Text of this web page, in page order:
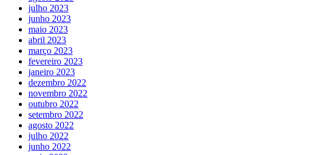
julho 2023
junho 2023
maio 2023
abril 2023
março 2023
fevereiro 2023
janeiro 2023
dezembro 2022
novembro 2022
outubro 2022
setembro 2022
agosto 2022
julho 2022
junho 2022